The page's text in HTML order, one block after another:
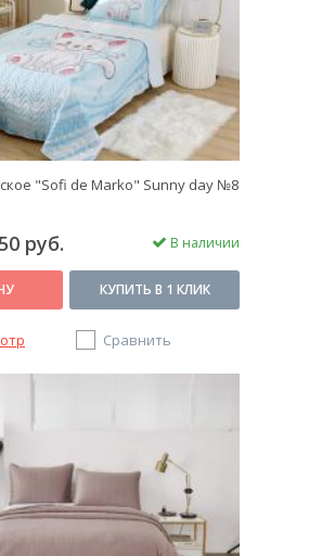
"Sofi de Marko" Sunny day №8
руб. В наличии
КУПИТЬ В 1 КЛИК
Сравнить